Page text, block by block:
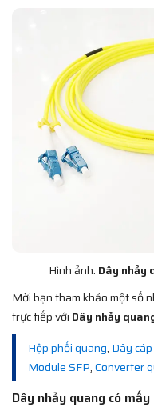
Hình ảnh: Dây nhảy
Mời bạn tham khảo một số
trực tiếp với Dây nhảy
Hộp phối quang, Dây
Module SFP,Converter
Dây nhảy quang có mấy